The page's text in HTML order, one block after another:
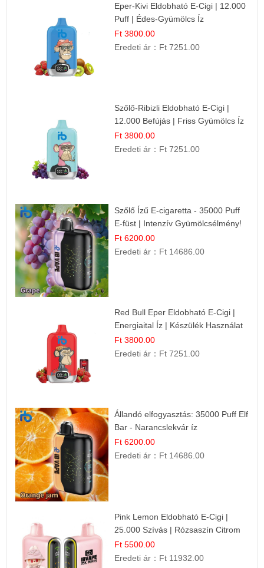
Eper-Kivi Eldobható E-Cigi | 12.000
Puff | Édes-Gyümölcs Íz
Ft 3800.00
Eredeti ár： Ft 7251.00
Szőlő-Ribizli Eldobható E-Cigi |
12.000 Befújás | Friss Gyümölcs Íz
Ft 3800.00
Eredeti ár： Ft 7251.00
Szőlő Ízű E-cigaretta - 35000 Puff
E-füst | Intenzív Gyümölcsélmény!
Ft 6200.00
Eredeti ár： Ft 14686.00
Red Bull Eper Eldobható E-Cigi |
Energiaital Íz | Készülék Használat
Ft 3800.00
Eredeti ár： Ft 7251.00
Állandó elfogyasztás: 35000 Puff Elf
Bar - Narancslekvár íz
Ft 6200.00
Eredeti ár： Ft 14686.00
Pink Lemon Eldobható E-Cigi |
25.000 Szívás | Rózsaszín Citrom
Íz
Ft 5500.00
Eredeti ár： Ft 11932.00